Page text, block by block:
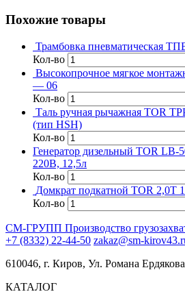
Похожие товары
Трамбовка пневматическая
Кол-во
Высокопрочное мягкое
— 06
Кол-во
Таль ручная рычажная TOR
(тип HSH)
Кол-во
Генератор дизельный TOR LB-
220В, 12,5л
Кол-во
Домкрат подкатной TOR 2,0Т
Кол-во
СМ-ГРУПП Производство
+7 (8332) 22-44-50 zakaz@sm-
610046, г. Киров, Ул. Романа
КАТАЛОГ